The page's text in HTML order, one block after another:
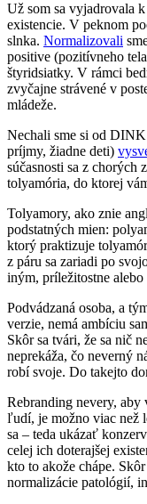
Už som sa vyjadrovala
existencie. V peknom
slnka. Normalizovali
positive (pozitívneho
štyridsiatky. V rámci
zvyčajne strávené v
mládeže.
Nechali sme si od
príjmy, žiadne deti)
súčasnosti sa z
tolyamória, do ktorej
Tolyamory, ako znie
podstatných mien:
ktorý praktizuje
z páru sa zariadi po
iným, príležitostne
Podvádzaná osoba, a
verzie, nemá ambíciu
Skôr sa tvári, že sa nič
neprekáža, čo neverný
robí svoje. Do takejto
Rebranding nevery,
ľudí, je možno viac než
sa – teda ukázať
celej ich doterajšej
kto to akože chápe.
normalizácie patológií,